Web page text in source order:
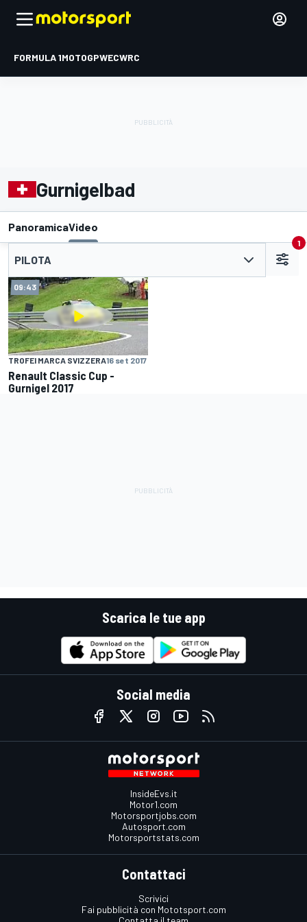
FORMULA 1MOTOGPWECWRC
Gurnigelbad
PanoramicaVideo
PILOTA
1
09:43
TROFEI MARCA SVIZZERA16 set 2017
Renault Classic Cup -
Gurnigel 2017
Scarica le tue app
Social media
InsideEvs.it
Motor1.com
Motorsportjobs.com
Autosport.com
Motorsportstats.com
Contattaci
Scrivici
Fai pubblicità con Mototsport.com